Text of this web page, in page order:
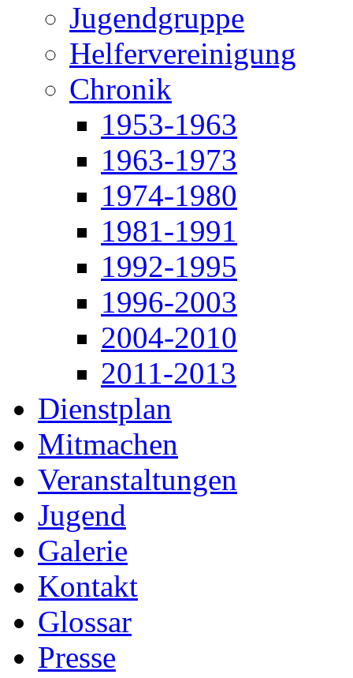
Jugendgruppe
Helfervereinigung
Chronik
1953-1963
1963-1973
1974-1980
1981-1991
1992-1995
1996-2003
2004-2010
2011-2013
Dienstplan
Mitmachen
Veranstaltungen
Jugend
Galerie
Kontakt
Glossar
Presse